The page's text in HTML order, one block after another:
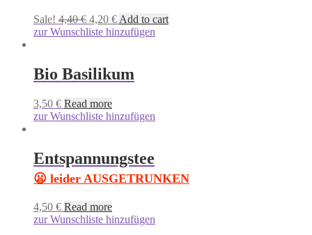
Sale! 4,40€ 4,20 € Add to cart
zur Wunschliste hinzufügen
Bio Basilikum
3,50 € Read more
zur Wunschliste hinzufügen
Entspannungstee
😦 leider AUSGETRUNKEN
4,50 € Read more
zur Wunschliste hinzufügen